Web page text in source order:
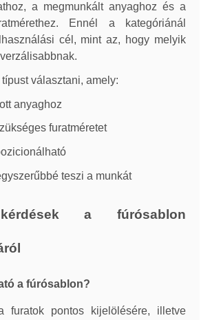
a megmunkált anyaghoz és a
Ennél a kategóriánál
cél, mint az, hogy melyik
választani, amely:
anyaghoz
furatméretet
teszi a munkát
a fúrósablon
a fúrósablon?
furatok pontos kijelölésére, illetve